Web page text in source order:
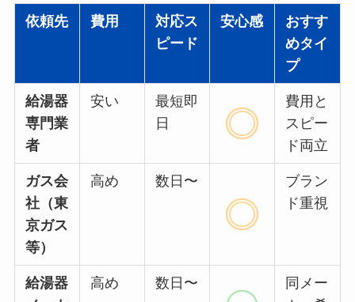
依頼先 費用
対応ス
ピード
安心感
おすす
めタイ
プ
給湯器
専門業
者
安い
最短即
日
費用と
スピー
ド両立
ガス会
社（東
京ガス
等）
高め 数日〜
ブラン
ド重視
給湯器
高め 数日〜
同メー